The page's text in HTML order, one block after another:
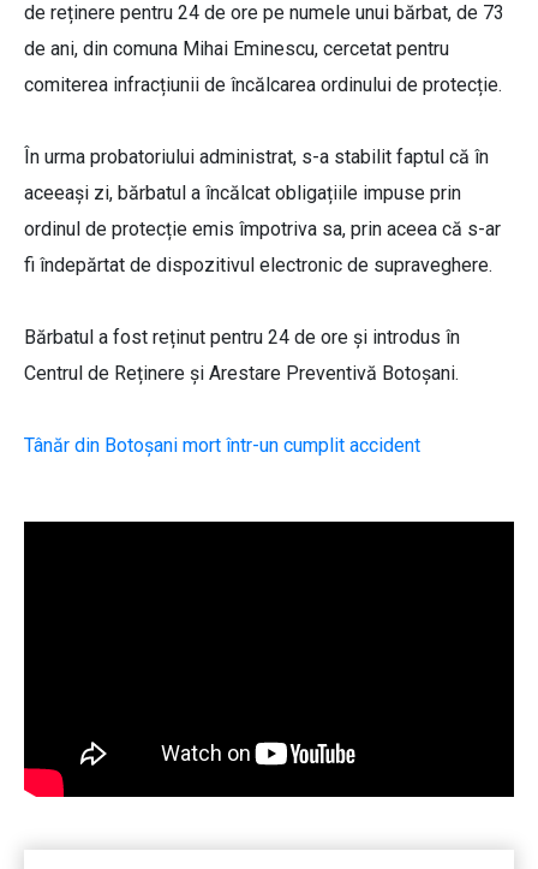
de reținere pentru 24 de ore pe numele unui bărbat, de 73
de ani, din comuna Mihai Eminescu, cercetat pentru
comiterea infracțiunii de încălcarea ordinului de protecție.
În urma probatoriului administrat, s-a stabilit faptul că în
aceeași zi, bărbatul a încălcat obligațiile impuse prin
ordinul de protecție emis împotriva sa, prin aceea că s-ar
fi îndepărtat de dispozitivul electronic de supraveghere.
Bărbatul a fost reținut pentru 24 de ore și introdus în
Centrul de Reținere și Arestare Preventivă Botoșani.
Tânăr din Botoșani mort într-un cumplit accident